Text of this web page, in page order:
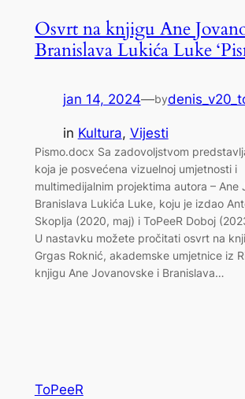
Osvrt na knjigu Ane
Branislava Lukića Luke
jan 14, 2024—by
in Kultura, Vijesti
Pismo.docx Sa zadovoljstvom
koja je posvećena vizuelnoj umjetnosti i
multimedijalnim projektima autora – Ane
Branislava Lukića Luke, koju je izdao
Skoplja (2020, maj) i ToPeeR Doboj
U nastavku možete pročitati osvrt na
Grgas Roknić, akademske umjetnice iz
knjigu Ane Jovanovske i Branislava…
ToPeeR